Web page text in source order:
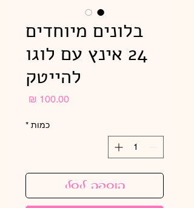
בלונים מיוחדים
24 אינץ עם לוגו
להייטק
כמות *
הוספה לסל